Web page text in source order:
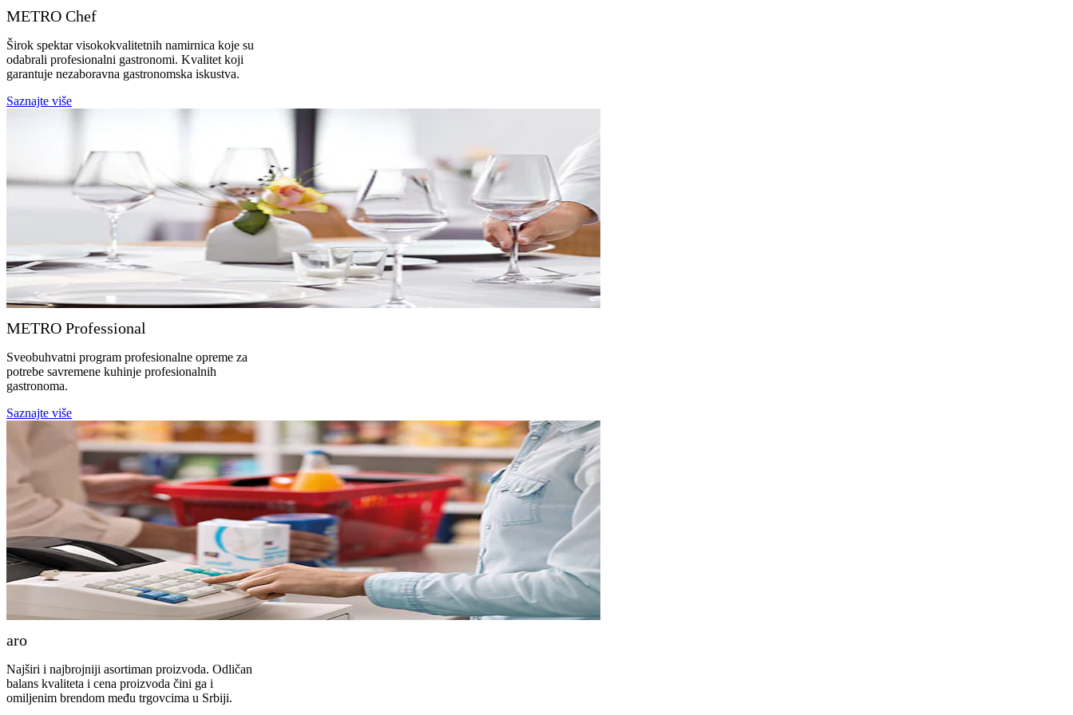
METRO Chef
Širok spektar visokokvalitetnih namirnica koje su
odabrali profesionalni gastronomi. Kvalitet koji
garantuje nezaboravna gastronomska iskustva.
Saznajte više
METRO Professional
Sveobuhvatni program profesionalne opreme za
potrebe savremene kuhinje profesionalnih
gastronoma.
Saznajte više
aro
Najširi i najbrojniji asortiman proizvoda. Odličan
balans kvaliteta i cena proizvoda čini ga i
omiljenim brendom među trgovcima u Srbiji.